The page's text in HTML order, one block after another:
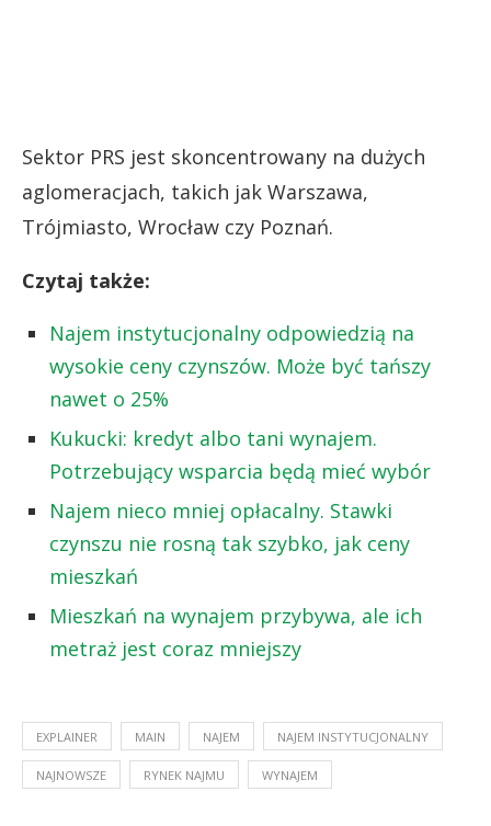
Sektor PRS jest skoncentrowany na dużych
aglomeracjach, takich jak Warszawa,
Trójmiasto, Wrocław czy Poznań.
Czytaj także:
Najem instytucjonalny odpowiedzią na
wysokie ceny czynszów. Może być tańszy
nawet o 25%
Kukucki: kredyt albo tani wynajem.
Potrzebujący wsparcia będą mieć wybór
Najem nieco mniej opłacalny. Stawki
czynszu nie rosną tak szybko, jak ceny
mieszkań
Mieszkań na wynajem przybywa, ale ich
metraż jest coraz mniejszy
EXPLAINER MAIN NAJEM NAJEM INSTYTUCJONALNY
NAJNOWSZE RYNEK NAJMU WYNAJEM